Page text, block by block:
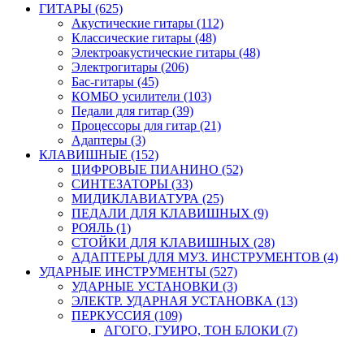
ГИТАРЫ (625)
Акустические гитары (112)
Классические гитары (48)
Электроакустические гитары (48)
Электрогитары (206)
Бас-гитары (45)
КОМБО усилители (103)
Педали для гитар (39)
Процессоры для гитар (21)
Адаптеры (3)
КЛАВИШНЫЕ (152)
ЦИФРОВЫЕ ПИАНИНО (52)
СИНТЕЗАТОРЫ (33)
МИДИКЛАВИАТУРА (25)
ПЕДАЛИ ДЛЯ КЛАВИШНЫХ (9)
РОЯЛЬ (1)
СТОЙКИ ДЛЯ КЛАВИШНЫХ (28)
АДАПТЕРЫ ДЛЯ МУЗ. ИНСТРУМЕНТОВ (4)
УДАРНЫЕ ИНСТРУМЕНТЫ (527)
УДАРНЫЕ УСТАНОВКИ (3)
ЭЛЕКТР. УДАРНАЯ УСТАНОВКА (13)
ПЕРКУССИЯ (109)
АГОГО, ГУИРО, ТОН БЛОКИ (7)